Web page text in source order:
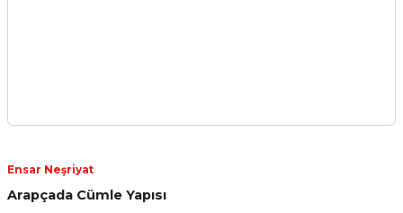
Ensar Neşriyat
Arapçada Cümle Yapısı